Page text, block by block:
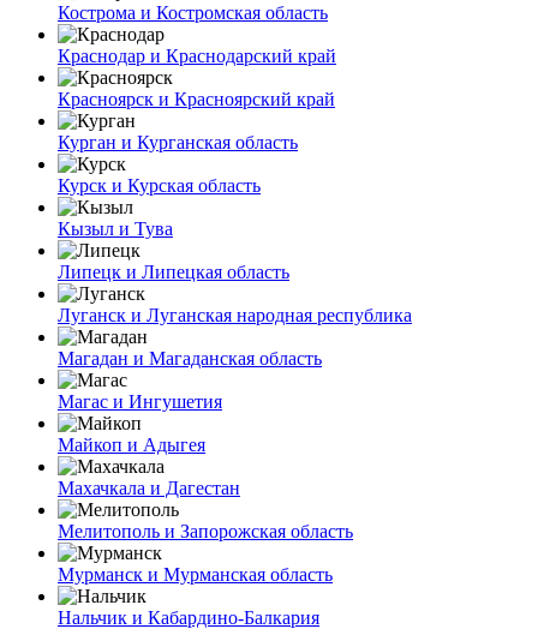
Кострома и Костромская область
Краснодар и Краснодарский край
Красноярск и Красноярский край
Курган и Курганская область
Курск и Курская область
Кызыл и Тува
Липецк и Липецкая область
Луганск и Луганская народная республика
Магадан и Магаданская область
Магас и Ингушетия
Майкоп и Адыгея
Махачкала и Дагестан
Мелитополь и Запорожская область
Мурманск и Мурманская область
Нальчик и Кабардино-Балкария